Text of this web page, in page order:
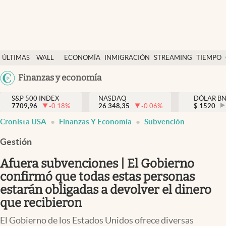
ÚLTIMAS
NOTICIAS
WALL
DÓLAR
ECONOMÍA INMIGRACIÓN STREAMING TIEMPO
México
Finanzas y economía
Finanzas y economía
Wall Street y dólar
Inmigración
Espiritual
Streaming
PC y mobile
S&P 500 INDEX
7709,96
-0.18%
NASDAQ
26.348,35
-0.06%
DÓLAR
$ 1520
Cronista USA Finanzas Y Economía Subvención
Gestión
Afuera subvenciones | El Gobierno
confirmó que todas estas personas
estarán obligadas a devolver el dinero
que recibieron
El Gobierno de los Estados Unidos ofrece diversas